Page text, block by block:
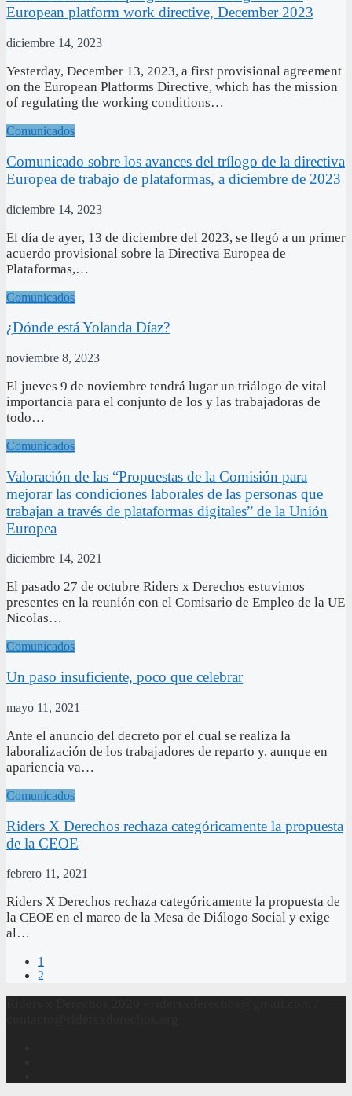
European platform work directive, December 2023
diciembre 14, 2023
Yesterday, December 13, 2023, a first provisional agreement
on the European Platforms Directive, which has the mission
of regulating the working conditions…
Comunicados
Comunicado sobre los avances del trílogo de la directiva
Europea de trabajo de plataformas, a diciembre de 2023
diciembre 14, 2023
El día de ayer, 13 de diciembre del 2023, se llegó a un primer
acuerdo provisional sobre la Directiva Europea de
Plataformas,…
Comunicados
¿Dónde está Yolanda Díaz?
noviembre 8, 2023
El jueves 9 de noviembre tendrá lugar un triálogo de vital
importancia para el conjunto de los y las trabajadoras de
todo…
Comunicados
Valoración de las “Propuestas de la Comisión para
mejorar las condiciones laborales de las personas que
trabajan a través de plataformas digitales” de la Unión
Europea
diciembre 14, 2021
El pasado 27 de octubre Riders x Derechos estuvimos
presentes en la reunión con el Comisario de Empleo de la UE
Nicolas…
Comunicados
Un paso insuficiente, poco que celebrar
mayo 11, 2021
Ante el anuncio del decreto por el cual se realiza la
laboralización de los trabajadores de reparto y, aunque en
apariencia va…
Comunicados
Riders X Derechos rechaza categóricamente la propuesta
de la CEOE
febrero 11, 2021
Riders X Derechos rechaza categóricamente la propuesta de
la CEOE en el marco de la Mesa de Diálogo Social y exige
al…
1
2